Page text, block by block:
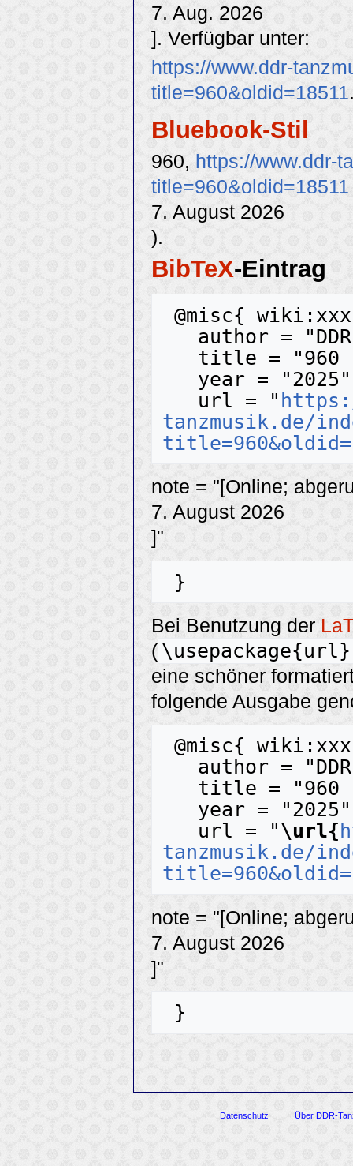
7. Aug. 2026
]. Verfügbar unter:
https://www.ddr-
title=960&oldid=18511
Bluebook-Stil
960,https://www.ddr-
title=960&oldid=18511
7. August 2026
).
BibTeX-Eintrag
   url = "
tanzmusik.de/
note = "[Online;
7. August 2026
]"
Bei Benutzung der
( \usepackage{url}
eine schöner
folgende Ausgabe
   url = "
\url{
tanzmusik.de/
note = "[Online;
7. August 2026
]"
Datenschutz Über DDR-